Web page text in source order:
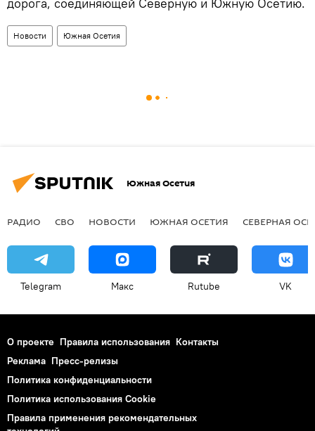
Новости Южная Осетия
Южная Осетия
РАДИО СВО НОВОСТИ ЮЖНАЯ ОСЕТИЯ СЕВЕРНАЯ
Telegram Макс Rutube VK
О проекте Правила использования Контакты
Реклама Пресс-релизы
Политика конфиденциальности
Политика использования Cookie
Правила применения рекомендательных